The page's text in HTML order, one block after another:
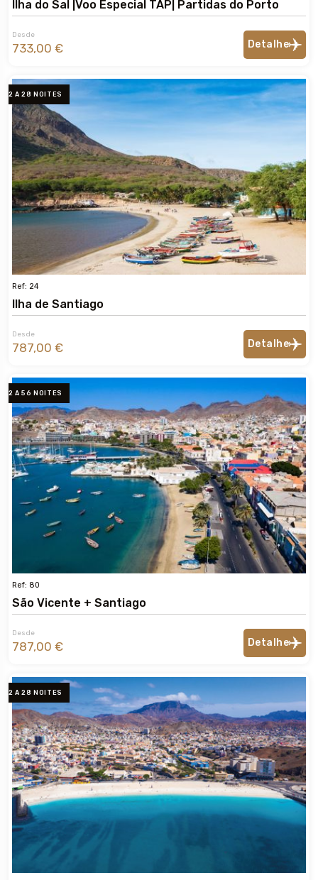
Ilha do Sal |Voo Especial TAP| Partidas do Porto
Desde
733,00 € Detalhe
2 A 28 NOITES
Ref: 24
Ilha de Santiago
Desde
787,00 € Detalhe
2 A 56 NOITES
Ref: 80
São Vicente + Santiago
Desde
787,00 € Detalhe
2 A 28 NOITES